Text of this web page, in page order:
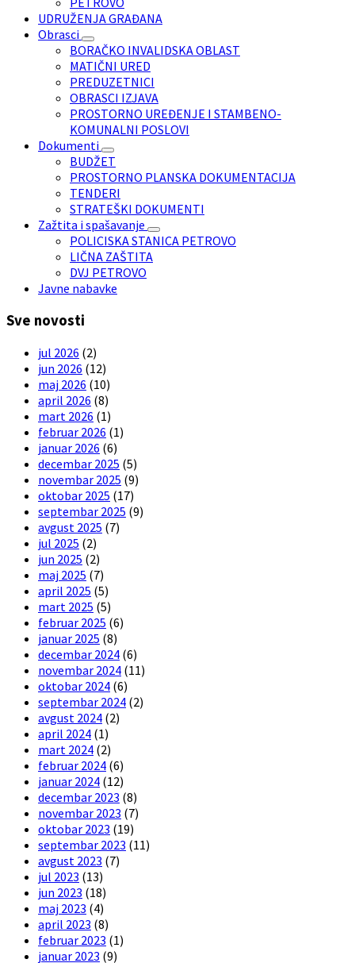
UDRUŽENJA GRAĐANA
Obrasci
BORAČKO INVALIDSKA OBLAST
MATIČNI URED
PREDUZETNICI
OBRASCI IZJAVA
PROSTORNO UREĐENJE I STAMBENO-
KOMUNALNI POSLOVI
Dokumenti
BUDŽET
PROSTORNO PLANSKA DOKUMENTACIJA
TENDERI
STRATEŠKI DOKUMENTI
Zažtita i spašavanje
POLICISKA STANICA PETROVO
LIČNA ZAŠTITA
DVJ PETROVO
Javne nabavke
Sve novosti
jul 2026 (2)
jun 2026 (12)
maj 2026 (10)
april 2026 (8)
mart 2026 (1)
februar 2026 (1)
januar 2026 (6)
decembar 2025 (5)
novembar 2025 (9)
oktobar 2025 (17)
septembar 2025 (9)
avgust 2025 (7)
jul 2025 (2)
jun 2025 (2)
maj 2025 (7)
april 2025 (5)
mart 2025 (5)
februar 2025 (6)
januar 2025 (8)
decembar 2024 (6)
novembar 2024 (11)
oktobar 2024 (6)
septembar 2024 (2)
avgust 2024 (2)
april 2024 (1)
mart 2024 (2)
februar 2024 (6)
januar 2024 (12)
decembar 2023 (8)
novembar 2023 (7)
oktobar 2023 (19)
septembar 2023 (11)
avgust 2023 (7)
jul 2023 (13)
jun 2023 (18)
maj 2023 (4)
april 2023 (8)
februar 2023 (1)
januar 2023 (9)